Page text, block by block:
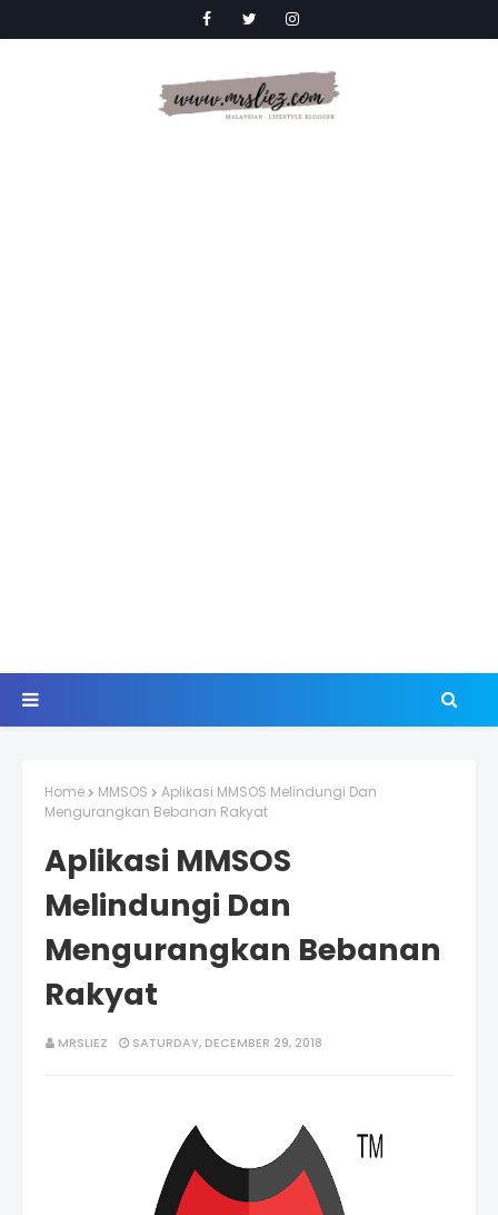
Home MMSOS
Aplikasi MMSOS Melindungi Dan
Mengurangkan Bebanan Rakyat
Aplikasi MMSOS
Melindungi Dan
Mengurangkan Bebanan
Rakyat
MRSLIEZ SATURDAY, DECEMBER 29, 2018